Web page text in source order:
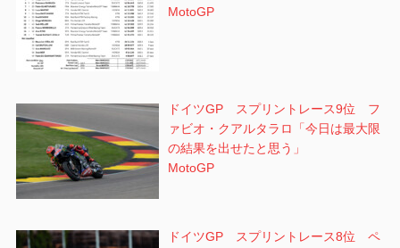
MotoGP
ドイツGP スプリントレース9位 フ
ァビオ・クアルタラロ「今日は最大限
の結果を出せたと思う」
MotoGP
ドイツGP スプリントレース8位 ペ